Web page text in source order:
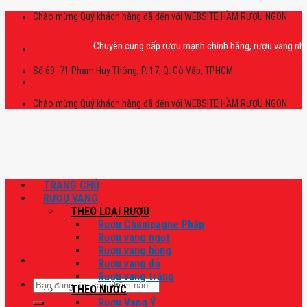
Skip
Chào mừng Quý khách hàng đã đến với WEBSITE HẦM RƯỢU NGON
Chuyên cung cấp rượu mạnh chính hãng, rượu vang nhập
Số 69 -71 Phạm Huy Thông, P. 17, Q. Gò Vấp, TPHCM
Chào mừng Quý khách hàng đã đến với WEBSITE HẦM RƯỢU NGON
Tìm
kiếm:
TRANG CHỦ
RƯỢU VANG
THEO LOẠI RƯỢU
Rượu Champagne Pháp
Rượu vang ngọt
Rượu vang hồng
Rượu vang đỏ
Rượu vang trắng
THEO NƯỚC
Rượu Vang Ý